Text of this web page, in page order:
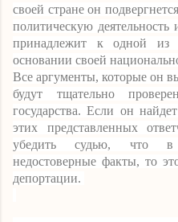
своей стране он
политическую
принадлежит к одной из
основании своей
Все аргументы, которые он
будут тщательно
государства. Если он
этих представленных
убедить судью, что в
недостоверные факты, то
депортации.